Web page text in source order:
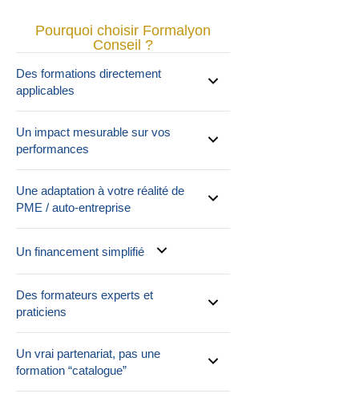
Pourquoi choisir Formalyon
Conseil ?
Des formations directement
applicables
Un impact mesurable sur vos
performances
Une adaptation à votre réalité de
PME / auto-entreprise
Un financement simplifié
Des formateurs experts et
praticiens
Un vrai partenariat, pas une
formation “catalogue”